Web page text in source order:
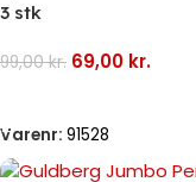
3 stk
99,00kr. 69,00 kr.
Varenr: 91528